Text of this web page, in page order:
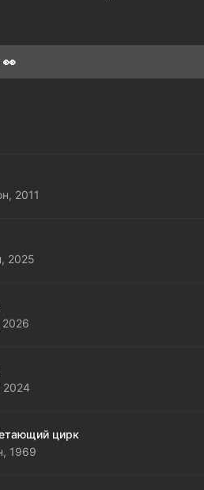
2011
2025
2026
2024
цирк
1969